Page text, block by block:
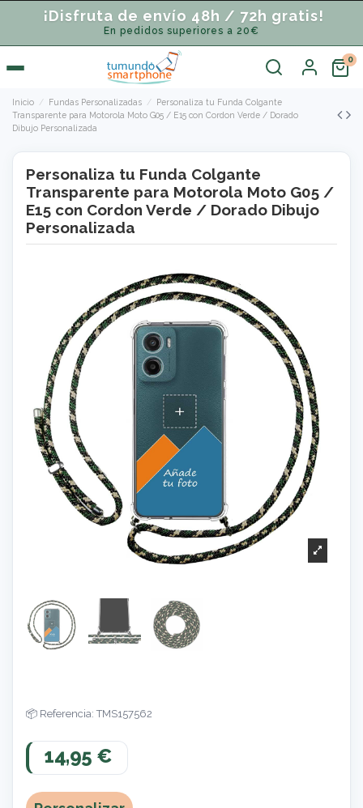
¡Disfruta de envío 48h / 72h gratis!
En pedidos superiores a 20€
Inicio Fundas Personalizadas
Personaliza tu Funda Colgante
Transparente para Motorola Moto G05 / E15 con Cordon Verde / Dorado
Dibujo Personalizada
Personaliza tu Funda Colgante
Transparente para Motorola Moto G05 /
E15 con Cordon Verde / Dorado Dibujo
Personalizada
Referencia: TMS157562
14,95 €